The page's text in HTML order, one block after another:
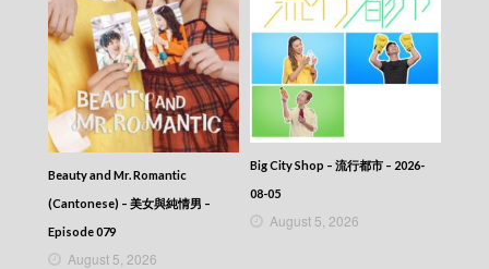
Scoop – 東張西望 (2025) – 2025-06-30
Scoop – 東張西望 (2025) – 2025-06-29
Scoop – 東張西望 (2025) – 2025-06-28
Scoop – 東張西望 (2025) – 2025-06-27
Scoop – 東張西望 (2025) – 2025-06-26
Scoop – 東張西望 (2025) – 2025-06-25
Scoop – 東張西望 (2025) – 2025-06-24
Scoop – 東張西望 (2025) – 2025-06-23
Scoop – 東張西望 (2025) – 2025-06-22
Scoop – 東張西望 (2025) – 2025-06-21
Scoop – 東張西望 (2025) – 2025-06-20
Scoop – 東張西望 (2025) – 2025-06-19
Beauty and Mr. Romantic
(Cantonese) – 美女與純情男 –
Episode 079
August 5, 2026
Big City Shop – 流行都市 – 2026-
08-05
August 5, 2026